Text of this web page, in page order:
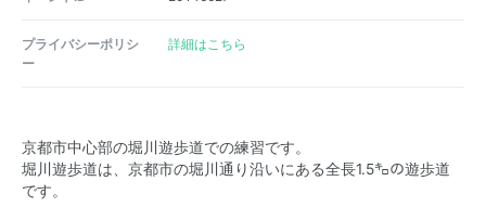
プライバシーポリシ
ー
詳細はこちら
京都市中心部の堀川遊歩道での練習です。
堀川遊歩道は、京都市の堀川通り沿いにある全長1.5㌔の遊歩道
です。